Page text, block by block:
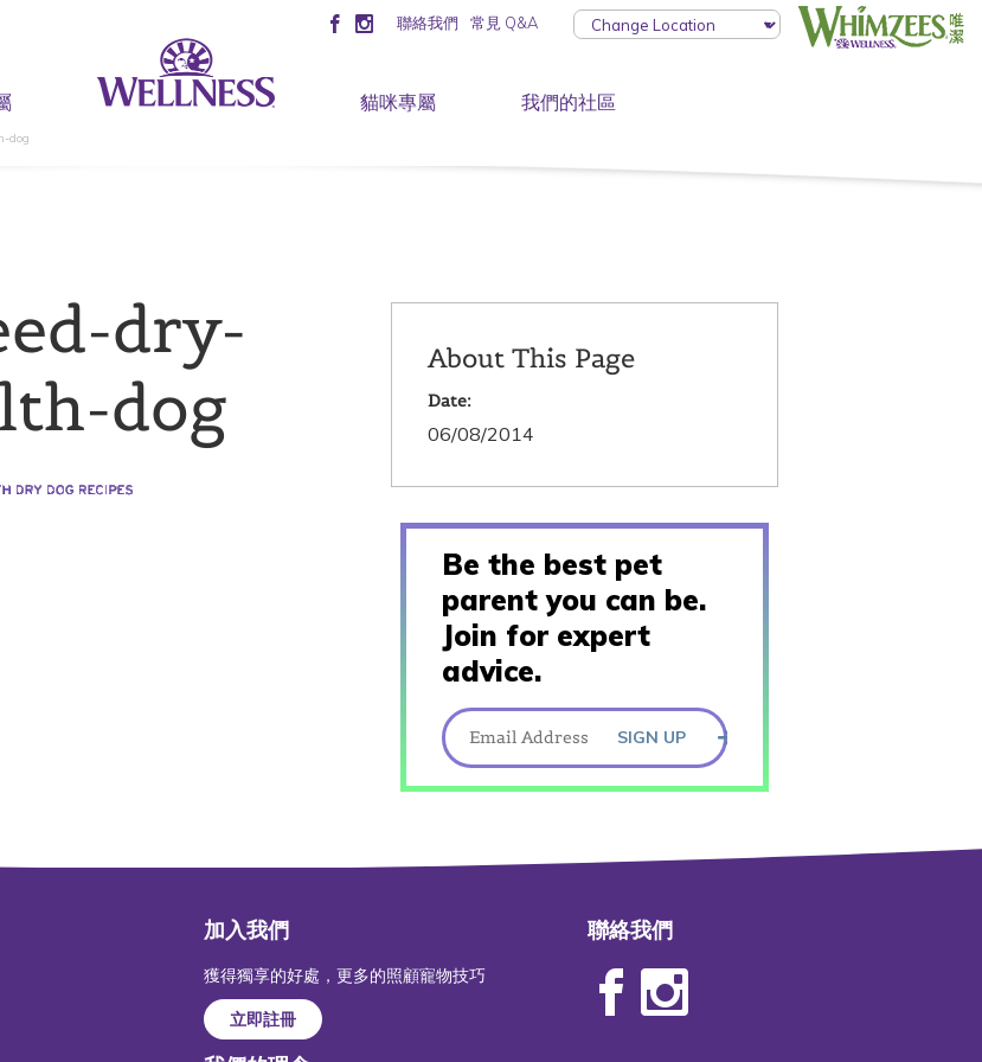
聯絡我們 常見 Q&A
貓咪專屬 我們的社區
dog
dry-
dog
About This Page
Date:
06/08/2014
Be the best pet
parent you can be.
Join for expert
advice.
SIGN UP
加入我們
獲得獨享的好處，更多的照顧寵物技巧
立即註冊
聯絡我們